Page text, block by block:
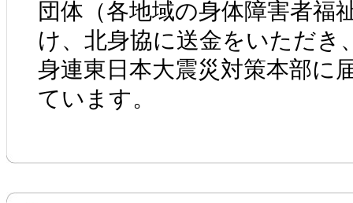
団体（各地域の身体障害者福
け、北身協に送金をいただき
身連東日本大震災対策本部に
ています。